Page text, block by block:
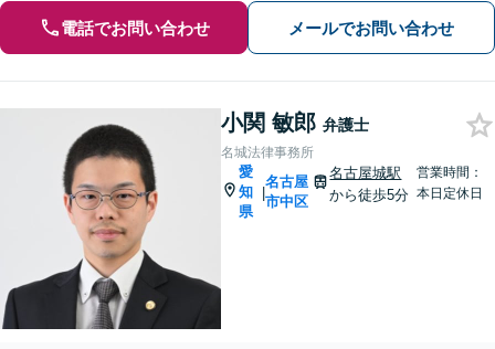
電話でお問い合わせ メールでお問い合わせ
小関 敏郎 弁護士
名城法律事務所
愛
知
県
|
名古屋
市中区
名古屋城駅
から徒歩5分
営業時間：
本日定休日